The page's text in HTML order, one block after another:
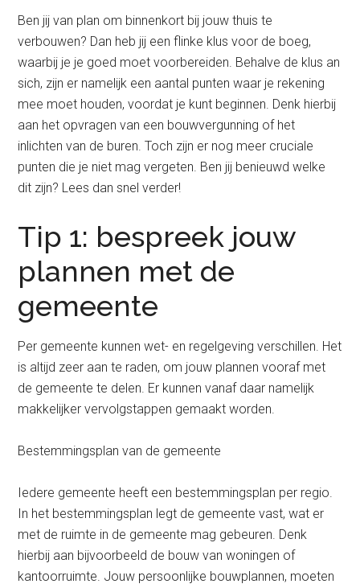
Ben jij van plan om binnenkort bij jouw thuis te
verbouwen? Dan heb jij een flinke klus voor de boeg,
waarbij je je goed moet voorbereiden. Behalve de klus an
sich, zijn er namelijk een aantal punten waar je rekening
mee moet houden, voordat je kunt beginnen. Denk hierbij
aan het opvragen van een bouwvergunning of het
inlichten van de buren. Toch zijn er nog meer cruciale
punten die je niet mag vergeten. Ben jij benieuwd welke
dit zijn? Lees dan snel verder!
Tip 1: bespreek jouw
plannen met de
gemeente
Per gemeente kunnen wet- en regelgeving verschillen. Het
is altijd zeer aan te raden, om jouw plannen vooraf met
de gemeente te delen. Er kunnen vanaf daar namelijk
makkelijker vervolgstappen gemaakt worden.
Bestemmingsplan van de gemeente
Iedere gemeente heeft een bestemmingsplan per regio.
In het bestemmingsplan legt de gemeente vast, wat er
met de ruimte in de gemeente mag gebeuren. Denk
hierbij aan bijvoorbeeld de bouw van woningen of
kantoorruimte. Jouw persoonlijke bouwplannen, moeten